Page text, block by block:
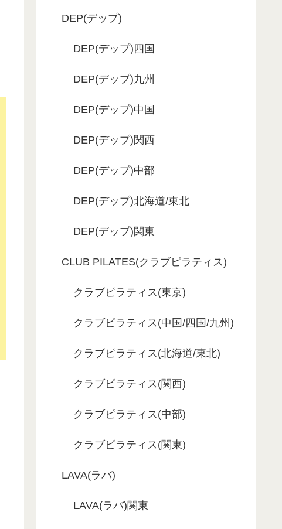
DEP(デップ)
DEP(デップ)四国
DEP(デップ)九州
DEP(デップ)中国
DEP(デップ)関西
DEP(デップ)中部
DEP(デップ)北海道/東北
DEP(デップ)関東
CLUB PILATES(クラブピラティス)
クラブピラティス(東京)
クラブピラティス(中国/四国/九州)
クラブピラティス(北海道/東北)
クラブピラティス(関西)
クラブピラティス(中部)
クラブピラティス(関東)
LAVA(ラバ)
LAVA(ラバ)関東